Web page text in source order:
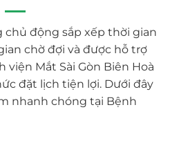
động sắp xếp thời gian
chờ đợi và được hỗ trợ
viện Mắt Sài Gòn Biên Hoà
đặt lịch tiện lợi. Dưới đây
nhanh chóng tại Bệnh